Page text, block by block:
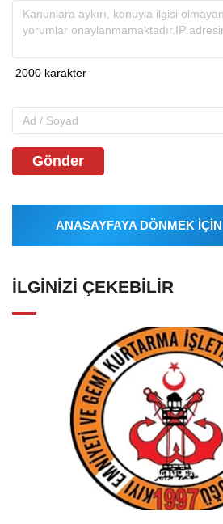
Gönder
ANASAYFAYA DÖNMEK
İLGINIZI ÇEKEBILIR